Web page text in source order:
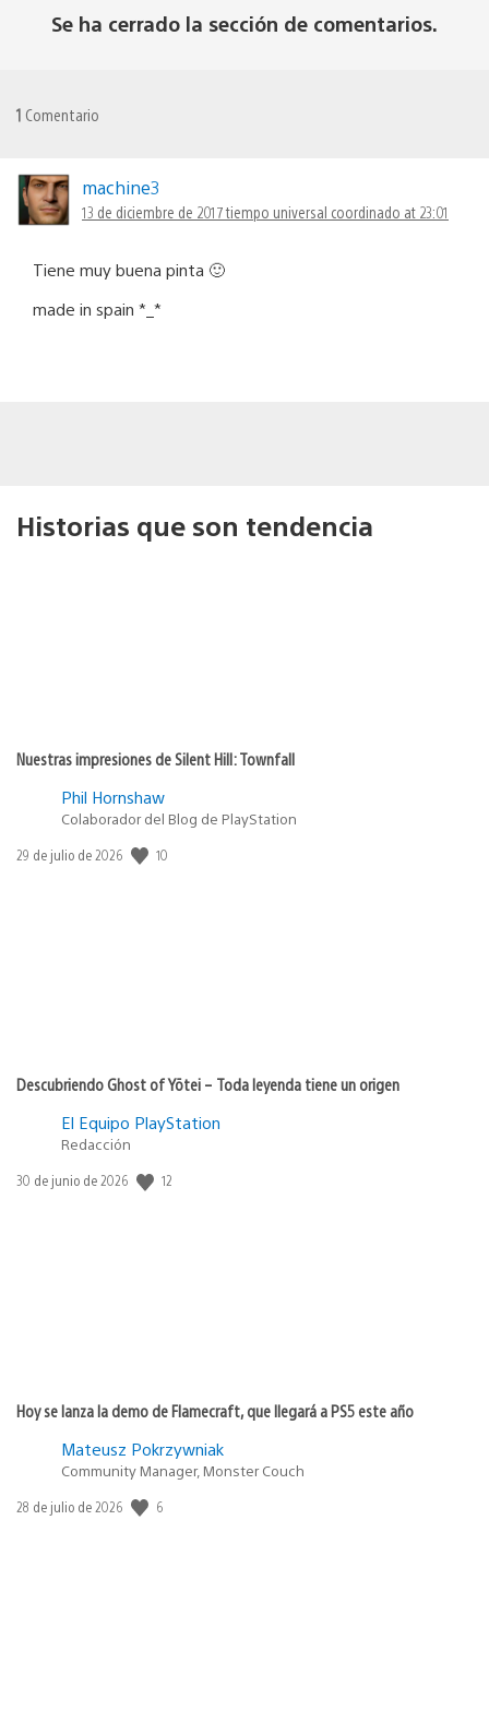
Se ha cerrado la sección de comentarios.
1 Comentario
machine3
13 de diciembre de 2017 tiempo universal coordinado at 23:01
Tiene muy buena pinta 🙂
made in spain *_*
Historias que son tendencia
Nuestras impresiones de Silent Hill: Townfall
Phil Hornshaw
Colaborador del Blog de PlayStation
Fecha
29 de julio de 2026 10
Descubriendo Ghost of Yōtei – Toda leyenda tiene un origen
El Equipo PlayStation
Redacción
Fecha
30 de junio de 2026 12
Hoy se lanza la demo de Flamecraft, que llegará a PS5 este año
Mateusz Pokrzywniak
Community Manager, Monster Couch
Fecha
28 de julio de 2026 6